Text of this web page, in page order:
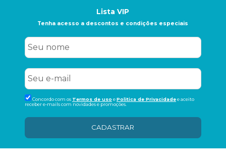
Lista VIP
Tenha acesso a descontos e condições especiais
Concordo com os Termos de uso ePolitica de Privacidadee aceito
receber e-mails com novidades e promoções.
CADASTRAR